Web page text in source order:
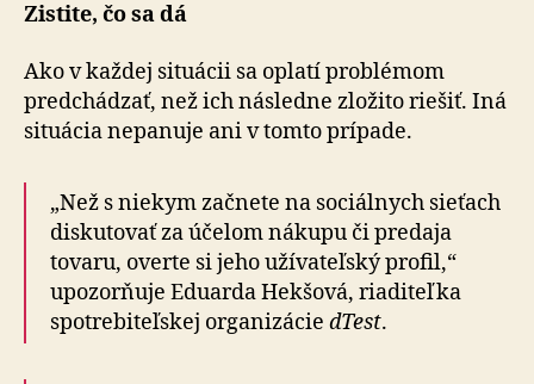
Zistite, čo sa dá
Ako v každej situácii sa oplatí problémom
predchádzať, než ich následne zložito riešiť. Iná
situácia nepanuje ani v tomto prípade.
„Než s niekym začnete na sociálnych sieťach
diskutovať za účelom nákupu či predaja
tovaru, overte si jeho užívateľský profil,“
upozorňuje Eduarda Hekšová, riaditeľka
spotrebiteľskej organizácie dTest.